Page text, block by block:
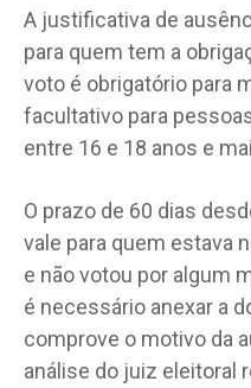
A justificativa de
para quem tem a
voto é obrigatório para
facultativo para
entre 16 e 18 anos e
O prazo de 60 dias
vale para quem estava
e não votou por algum
é necessário anexar a
comprove o motivo da
análise do juiz eleitoral